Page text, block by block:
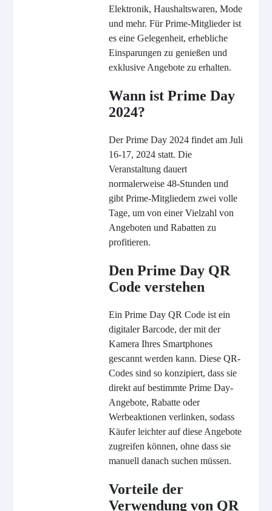
Elektronik, Haushaltswaren, Mode
und mehr. Für Prime-Mitglieder ist
es eine Gelegenheit, erhebliche
Einsparungen zu genießen und
exklusive Angebote zu erhalten.
Wann ist Prime Day
2024?
Der Prime Day 2024 findet am Juli
16-17, 2024 statt. Die
Veranstaltung dauert
normalerweise 48-Stunden und
gibt Prime-Mitgliedern zwei volle
Tage, um von einer Vielzahl von
Angeboten und Rabatten zu
profitieren.
Den Prime Day QR
Code verstehen
Ein Prime Day QR Code ist ein
digitaler Barcode, der mit der
Kamera Ihres Smartphones
gescannt werden kann. Diese QR-
Codes sind so konzipiert, dass sie
direkt auf bestimmte Prime Day-
Angebote, Rabatte oder
Werbeaktionen verlinken, sodass
Käufer leichter auf diese Angebote
zugreifen können, ohne dass sie
manuell danach suchen müssen.
Vorteile der
Verwendung von QR